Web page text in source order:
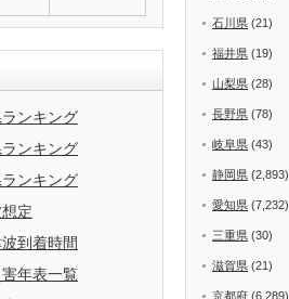
ンキング
ンキング
ンキング
定
到着時間
年表一覧
石川県 (21)
福井県 (19)
山梨県 (28)
長野県 (78)
岐阜県 (43)
静岡県 (2,893)
愛知県 (7,232)
三重県 (30)
滋賀県 (21)
京都府 (6,289)